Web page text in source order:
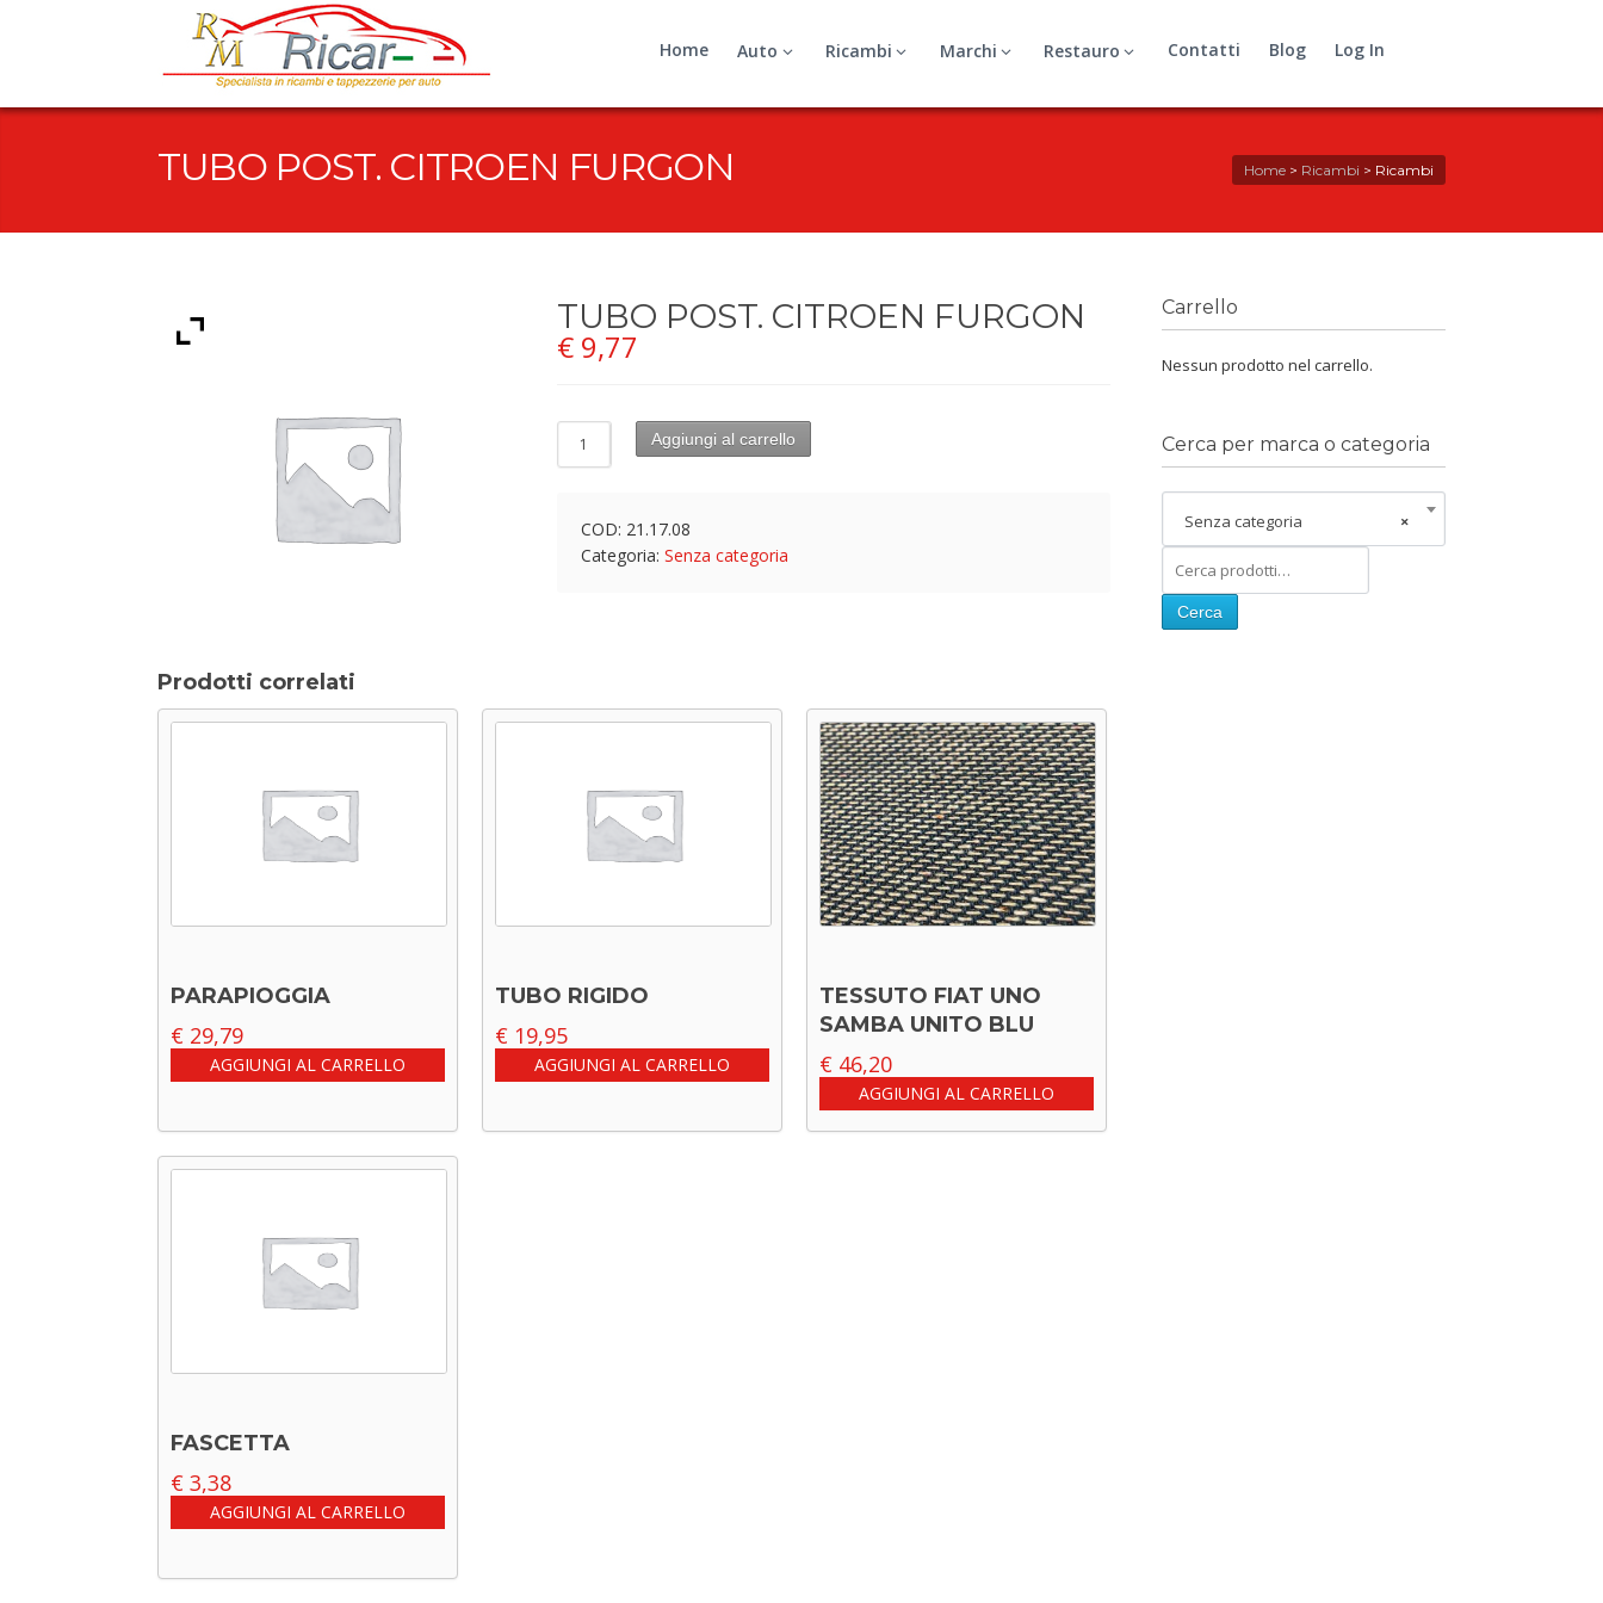
Home Auto Ricambi Marchi Restauro Contatti Blog Log In
TUBO POST. CITROEN FURGON Home> Ricambi > Ricambi
TUBO POST. CITROEN FURGON
€ 9,77
Aggiungi al carrello
COD: 21.17.08
Categoria: Senza categoria
Prodotti correlati
PARAPIOGGIA
€ 29,79
AGGIUNGI AL CARRELLO
TUBO RIGIDO
€ 19,95
AGGIUNGI AL CARRELLO
TESSUTO FIAT UNO
SAMBA UNITO BLU
€ 46,20
AGGIUNGI AL CARRELLO
FASCETTA
€ 3,38
AGGIUNGI AL CARRELLO
Carrello
Nessun prodotto nel carrello.
Cerca per marca o categoria
×
Senza categoria
Cerca